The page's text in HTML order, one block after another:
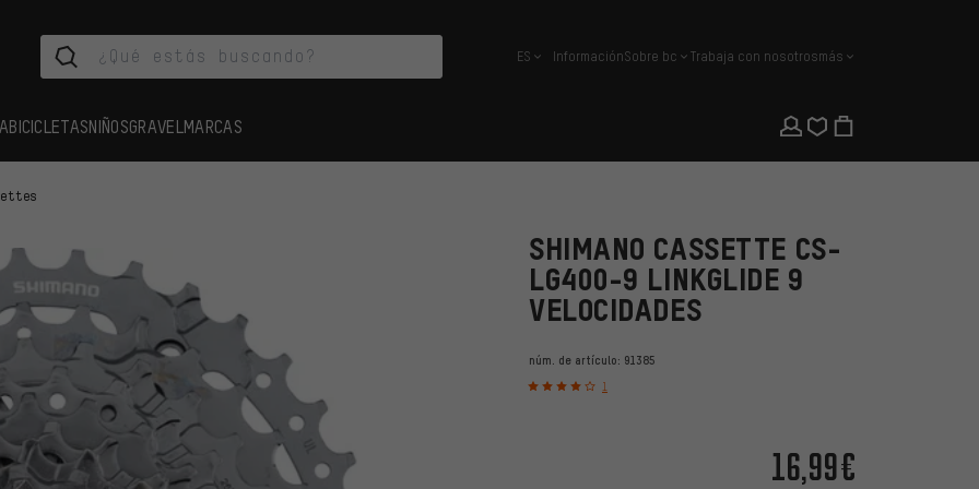
español
ES InformaciónSobre bc Trabaja con nosotrosmás
BICICLETASNIÑOSGRAVEL MARCAS
SHIMANO CASSETTE CS-
LG400-9 LINKGLIDE 9
VELOCIDADES
núm. de artículo: 91385
1
16,99€